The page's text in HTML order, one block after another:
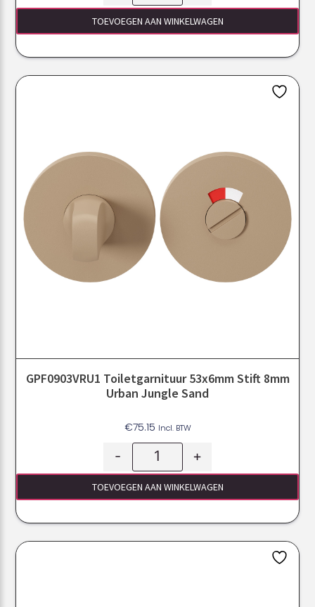
TOEVOEGEN AAN WINKELWAGEN
GPF0903VRU1 Toiletgarnituur 53x6mm Stift 8mm
Urban Jungle Sand
€75.15 Incl. BTW
- +
TOEVOEGEN AAN WINKELWAGEN